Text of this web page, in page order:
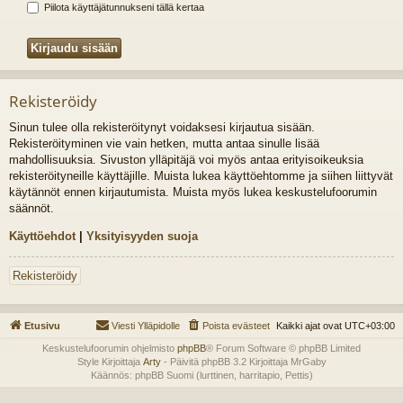
Piilota käyttäjätunnukseni tällä kertaa
Rekisteröidy
Sinun tulee olla rekisteröitynyt voidaksesi kirjautua sisään.
Rekisteröityminen vie vain hetken, mutta antaa sinulle lisää
mahdollisuuksia. Sivuston ylläpitäjä voi myös antaa erityisoikeuksia
rekisteröityneille käyttäjille. Muista lukea käyttöehtomme ja siihen liittyvät
käytännöt ennen kirjautumista. Muista myös lukea keskustelufoorumin
säännöt.
Käyttöehdot | Yksityisyyden suoja
Rekisteröidy
Etusivu Kaikki ajat ovat UTC+03:00
Poista evästeet
Viesti Ylläpidolle
Keskustelufoorumin ohjelmisto phpBB® Forum Software © phpBB Limited
Style Kirjoittaja Arty- Päivitä phpBB 3.2 Kirjoittaja MrGaby
Käännös: phpBB Suomi (lurttinen, harritapio, Pettis)